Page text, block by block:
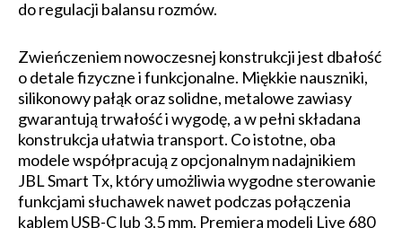
do regulacji balansu rozmów.
Zwieńczeniem nowoczesnej konstrukcji jest dbałość
o detale fizyczne i funkcjonalne. Miękkie nauszniki,
silikonowy pałąk oraz solidne, metalowe zawiasy
gwarantują trwałość i wygodę, a w pełni składana
konstrukcja ułatwia transport. Co istotne, oba
modele współpracują z opcjonalnym nadajnikiem
JBL Smart Tx, który umożliwia wygodne sterowanie
funkcjami słuchawek nawet podczas połączenia
kablem USB-C lub 3,5 mm. Premiera modeli Live 680